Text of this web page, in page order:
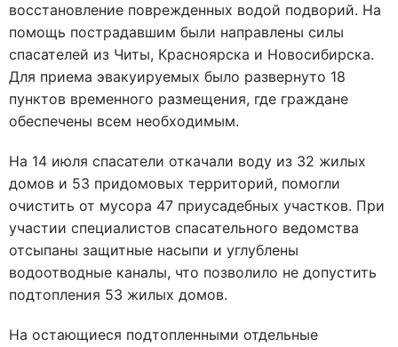
восстановление поврежденных водой подворий. На
помощь пострадавшим были направлены силы
спасателей из Читы, Красноярска и Новосибирска.
Для приема эвакуируемых было развернуто 18
пунктов временного размещения, где граждане
обеспечены всем необходимым.
На 14 июля спасатели откачали воду из 32 жилых
домов и 53 придомовых территорий, помогли
очистить от мусора 47 приусадебных участков. При
участии специалистов спасательного ведомства
отсыпаны защитные насыпи и углублены
водоотводные каналы, что позволило не допустить
подтопления 53 жилых домов.
На остающиеся подтопленными отдельные